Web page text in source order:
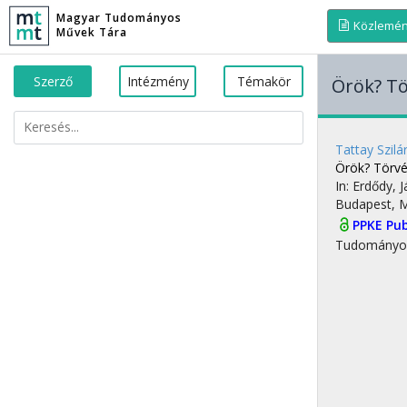
Magyar Tudományos
Művek Tára
Szerző Intézmény Témakör Örök?
Tattay
Örök?
In: Erdődy,
Budapest,
PPKE